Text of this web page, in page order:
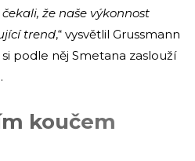
že naše výkonnost
trend,“ vysvětlil Grussmann
si podle něj Smetana zaslouží
koučem